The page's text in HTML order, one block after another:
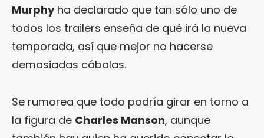
Murphyha declarado que tan sólo uno de
todos los trailers enseña de qué irá la nueva
temporada, así que mejor no hacerse
demasiadas cábalas.
Se rumorea que todo podría girar en torno a
la figura de Charles Manson, aunque